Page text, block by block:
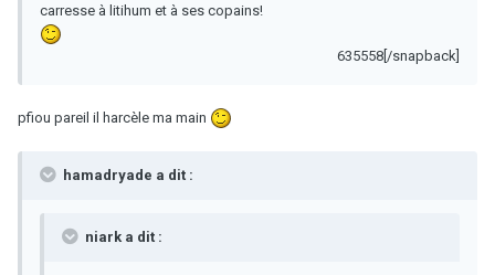
carresse à litihum et à ses copains!
635558[/snapback]
pfiou pareil il harcèle ma main
hamadryade a dit :
niark a dit :